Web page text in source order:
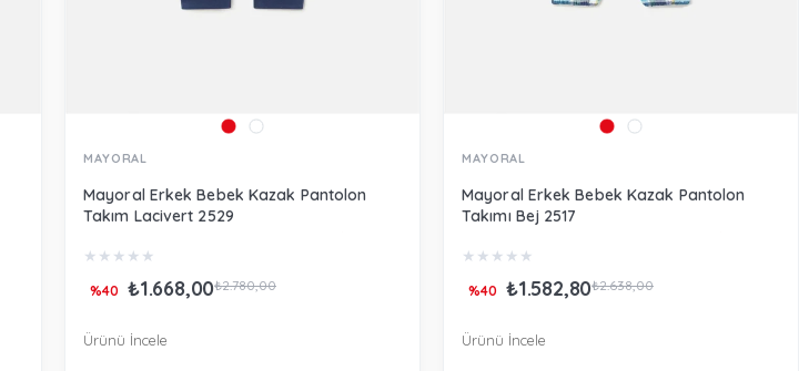
MAYORAL
Mayoral Erkek Bebek Kazak Pantolon
Takım Lacivert 2529
★ ★ ★ ★ ★
₺1.668,00₺2.780,00
%40
Ürünü İncele
MAYORAL
Mayoral Erkek Bebek Kazak Pantolon
Takımı Bej 2517
★ ★ ★ ★ ★
₺1.582,80₺2.638,00
%40
Ürünü İncele